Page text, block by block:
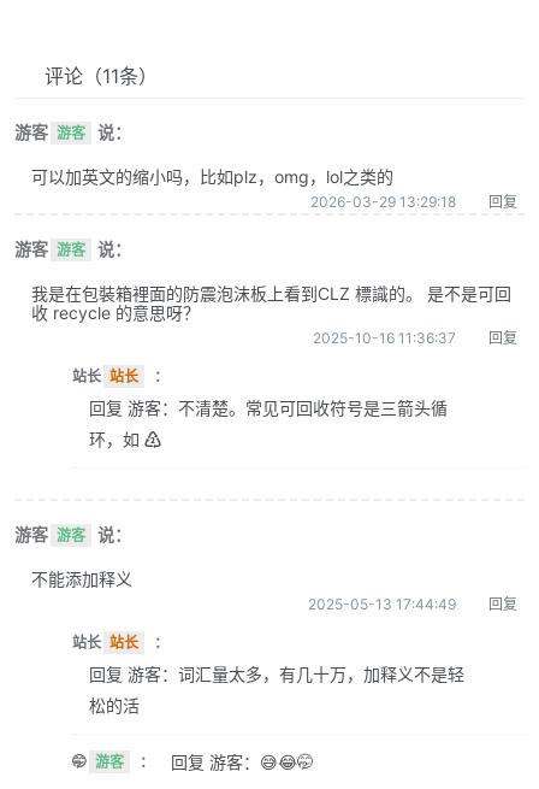
评论 （11条）
游客 游客 说：
可以加英文的缩小吗，比如plz，omg，lol之类的
2026-03-29 13:29:18 回复
游客 游客 说：
我是在包裝箱裡面的防震泡沫板上看到CLZ 標識的。 是不是可回
收 recycle 的意思呀？
2025-10-16 11:36:37 回复
站长 站长 ：
回复 游客：不清楚。常见可回收符号是三箭头循
环，如 ♴
游客 游客 说：
不能添加释义
2025-05-13 17:44:49 回复
站长 站长 ：
回复 游客：词汇量太多，有几十万，加释义不是轻
松的活
🤭 游客 ： 回复 游客：😅😂🤭